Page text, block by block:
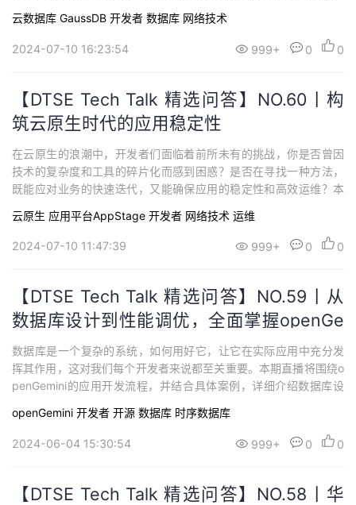
播，共同探索数据库查询优化的前沿技术，见证性能提升的神奇瞬
间！
云数据库 GaussDB 开发者 数据库 网络技术
2024-07-10 16:23:54 999+ 0 0
【DTSE Tech Talk 精选问答】NO.60丨构
筑云原生时代的应用稳定性
在云原生的浪潮中，开发者们面临着前所未有的挑战，你是否曾因
技术的复杂度和工具的碎片化而感到困惑？是否在寻找一种方法，
既能应对业务的快速迭代，又能确保应用的稳定性和高效运维？本
丰富的运维经验分享，揭秘10亿+高并发应用如何实现高效稳定的开
发和运维，无论你是云原生技术的新手，还是正在寻求优化方案的
云原生 应用平台AppStage 开发者 网络技术 运维
2024-07-10 11:47:39 999+ 0 0
【DTSE Tech Talk 精选问答】NO.59丨从
数据库设计到性能调优，全面掌握openGe
mini应用开发最佳实践
数据库是一个复杂的系统，如何用好它，让它在实际应用中充分发
挥其作用，这对我们每个开发者来说都至关重要。本期直播将围绕o
penGemini的应用开发流程，并结合具体案例，详细介绍数据库设
奥秘！
openGemini 开发者 开源 数据库 时序数据库
2024-06-04 15:30:54 999+ 0 0
【DTSE Tech Talk 精选问答】NO.58丨华